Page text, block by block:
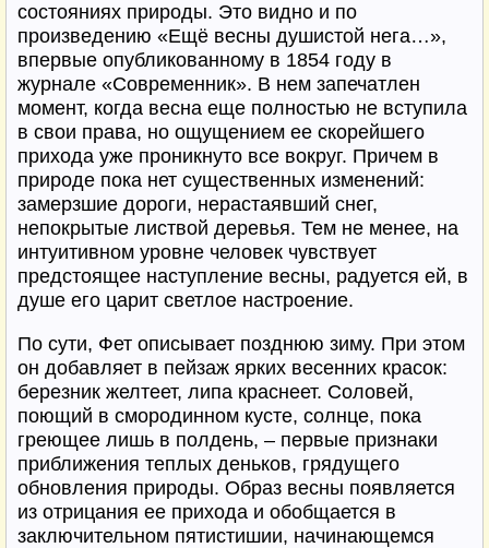
состояниях природы. Это видно и по
произведению «Ещё весны душистой нега…»,
впервые опубликованному в 1854 году в
журнале «Современник». В нем запечатлен
момент, когда весна еще полностью не вступила
в свои права, но ощущением ее скорейшего
прихода уже проникнуто все вокруг. Причем в
природе пока нет существенных изменений:
замерзшие дороги, нерастаявший снег,
непокрытые листвой деревья. Тем не менее, на
интуитивном уровне человек чувствует
предстоящее наступление весны, радуется ей, в
душе его царит светлое настроение.
По сути, Фет описывает позднюю зиму. При этом
он добавляет в пейзаж ярких весенних красок:
березник желтеет, липа краснеет. Соловей,
поющий в смородинном кусте, солнце, пока
греющее лишь в полдень, – первые признаки
приближения теплых деньков, грядущего
обновления природы. Образ весны появляется
из отрицания ее прихода и обобщается в
заключительном пятистишии, начинающемся